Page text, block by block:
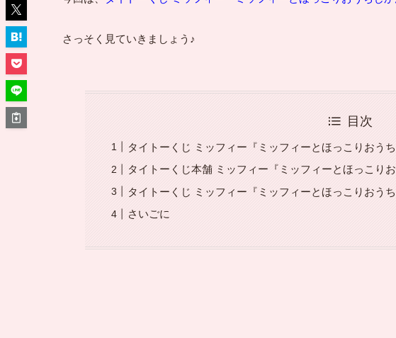
さっそく見ていきましょう♪
目次
タイトーくじ ミッフィー『ミッフィーとほっこりおう
タイトーくじ本舗 ミッフィー『ミッフィーとほっこり
タイトーくじ ミッフィー『ミッフィーとほっこりおう
さいごに